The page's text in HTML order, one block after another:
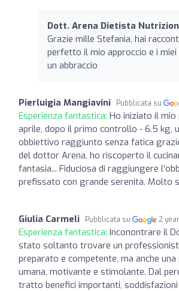
Dott. Arena Dietista
Grazie mille Stefania, hai
perfetto il mio approccio e i miei
un abbraccio
Pierluigia Mangiavini Pubblicata su
Esperienza fantastica: Ho iniziato il
aprile, dopo il primo controllo - 6.5 kg,
obbiettivo raggiunto senza fatica
del dottor Arena, ho riscoperto il
fantasia... Fiduciosa di raggiungere
prefissato con grande serenità. Molto
Giulia Carmeli Pubblicata su 2
Esperienza fantastica: Inconontrare il
stato soltanto trovare un
preparato e competente, ma anche
umana, motivante e stimolante. Dal
tratto benefici importanti,